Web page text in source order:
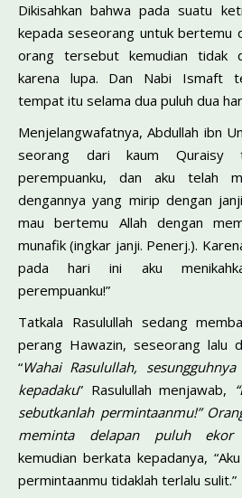
Dikisahkan bahwa pada suatu
kepada seseorang untuk bertemu
orang tersebut kemudian tidak
karena lupa. Dan Nabi Ismaft
tempat itu selama dua puluh dua
Menjelangwafatnya, Abdullah ibn
seorang dari kaum Quraisy
perempuanku, dan aku telah
dengannya yang mirip dengan
mau bertemu Allah dengan
munafik (ingkar janji. Penerj.).
pada hari ini aku
perempuanku!”
Tatkala Rasulullah sedang
perang Hawazin, seseorang lalu
“Wahai Rasulullah,
kepadaku” Rasulullah menjawab,
sebutkanlah permintaanmu!”
meminta delapan puluh ekor
kemudian berkata kepadanya,
permintaanmu tidaklah terlalu sulit.”